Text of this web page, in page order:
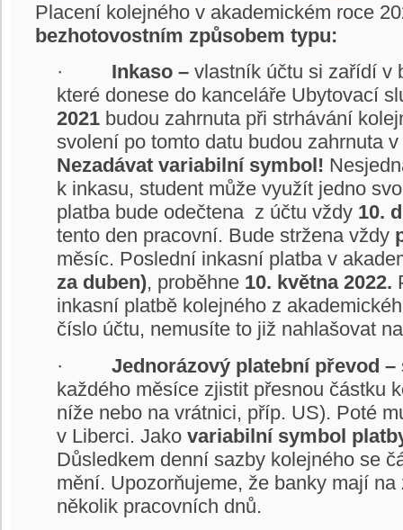
Placení kolejného v akademickém roce
bezhotovostním způsobem typu:
· Inkaso – vlastník účtu si zařídí v
které donese do kanceláře Ubytovací
2021 budou zahrnuta při strhávání
svolení po tomto datu budou zahrnuta
Nezadávat variabilní symbol!
k inkasu, student může využít jedno
platba bude odečtena z účtu vždy 10.
tento den pracovní. Bude stržena vždy
měsíc. Poslední inkasní platba v
za duben), proběhne 10. května 2022.
inkasní platbě kolejného z
číslo účtu, nemusíte to již nahlašovat
· Jednorázový platební převod –
každého měsíce zjistit přesnou částku
níže nebo na vrátnici, příp. US). Poté
v Liberci. Jako variabilní symbol
Důsledkem denní sazby kolejného se
mění. Upozorňujeme, že banky mají
několik pracovních dnů.